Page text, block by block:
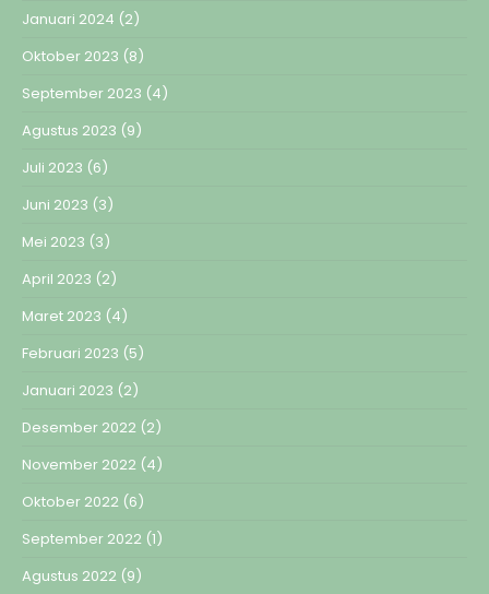
Januari 2024 (2)
Oktober 2023 (8)
September 2023 (4)
Agustus 2023 (9)
Juli 2023 (6)
Juni 2023 (3)
Mei 2023 (3)
April 2023 (2)
Maret 2023 (4)
Februari 2023 (5)
Januari 2023 (2)
Desember 2022 (2)
November 2022 (4)
Oktober 2022 (6)
September 2022 (1)
Agustus 2022 (9)